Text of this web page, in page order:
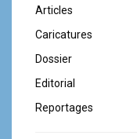
Articles
Caricatures
Dossier
Editorial
Reportages